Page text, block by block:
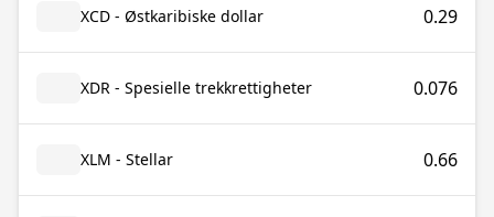
XCD - Østkaribiske dollar 0.29
XDR - Spesielle trekkrettigheter 0.076
XLM - Stellar 0.66